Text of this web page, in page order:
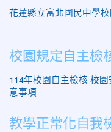
花蓮縣立富北國民中學
校園規定自主檢
114年校園自主檢核 校園
意事項
教學正常化自我